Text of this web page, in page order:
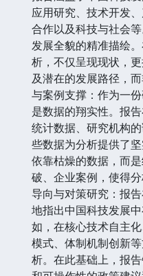
应用研究、技术开发
合作以及科技与社会
发展全貌的精准描绘
析，不仅呈现现状，
及潜在的发展路径，
与案例支撑：作为一
是数据的翔实性。报
统计数据、研究机构
些数据为分析提供了
依靠枯燥的数据，而
破、企业案例，使得
导向与对策研究：报
地指出中国科技发展
如，在核心技术自主
模式、体制机制创新
析。在此基础上，报